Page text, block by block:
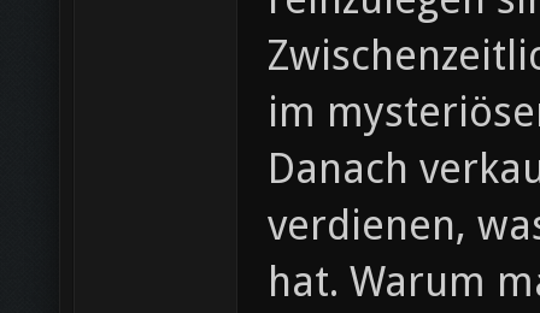
im
Danach
verdienen,
hat. Warum